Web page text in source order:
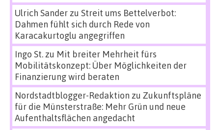
Ulrich Sanderzu Streit ums Bettelverbot:
Dahmen fühlt sich durch Rede von
Karacakurtoglu angegriffen
Ingo St.zu Mit breiter Mehrheit fürs
Mobilitätskonzept: Über Möglichkeiten der
Finanzierung wird beraten
Nordstadtblogger-Redaktion zu Zukunftspläne
für die Münsterstraße: Mehr Grün und neue
Aufenthaltsflächen angedacht